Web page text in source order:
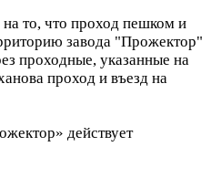
то, что проход пешком и
завода "Прожектор"
проходные, указанные на
проход и въезд на
действует